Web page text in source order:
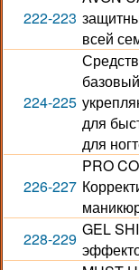
222-223
всей
224-225
для
для
226-227
PRO
228-229 GEL